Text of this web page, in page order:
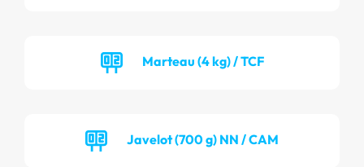
Marteau (4 kg) / TCF
Javelot (700 g) NN / CAM